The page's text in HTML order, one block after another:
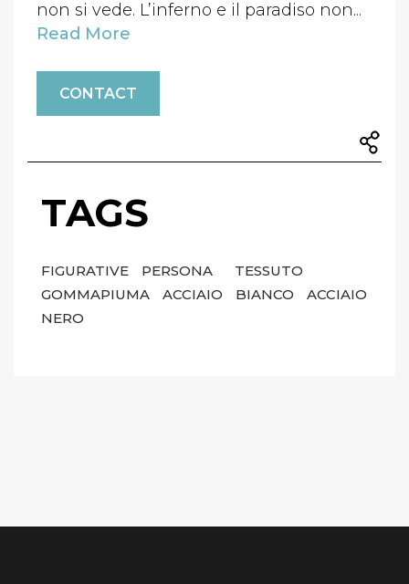
non si vede. L’inferno e il paradiso non...
Read More
CONTACT
TAGS
FIGURATIVE PERSONA
TESSUTO
GOMMAPIUMA
ACCIAIO BIANCO
ACCIAIO
NERO